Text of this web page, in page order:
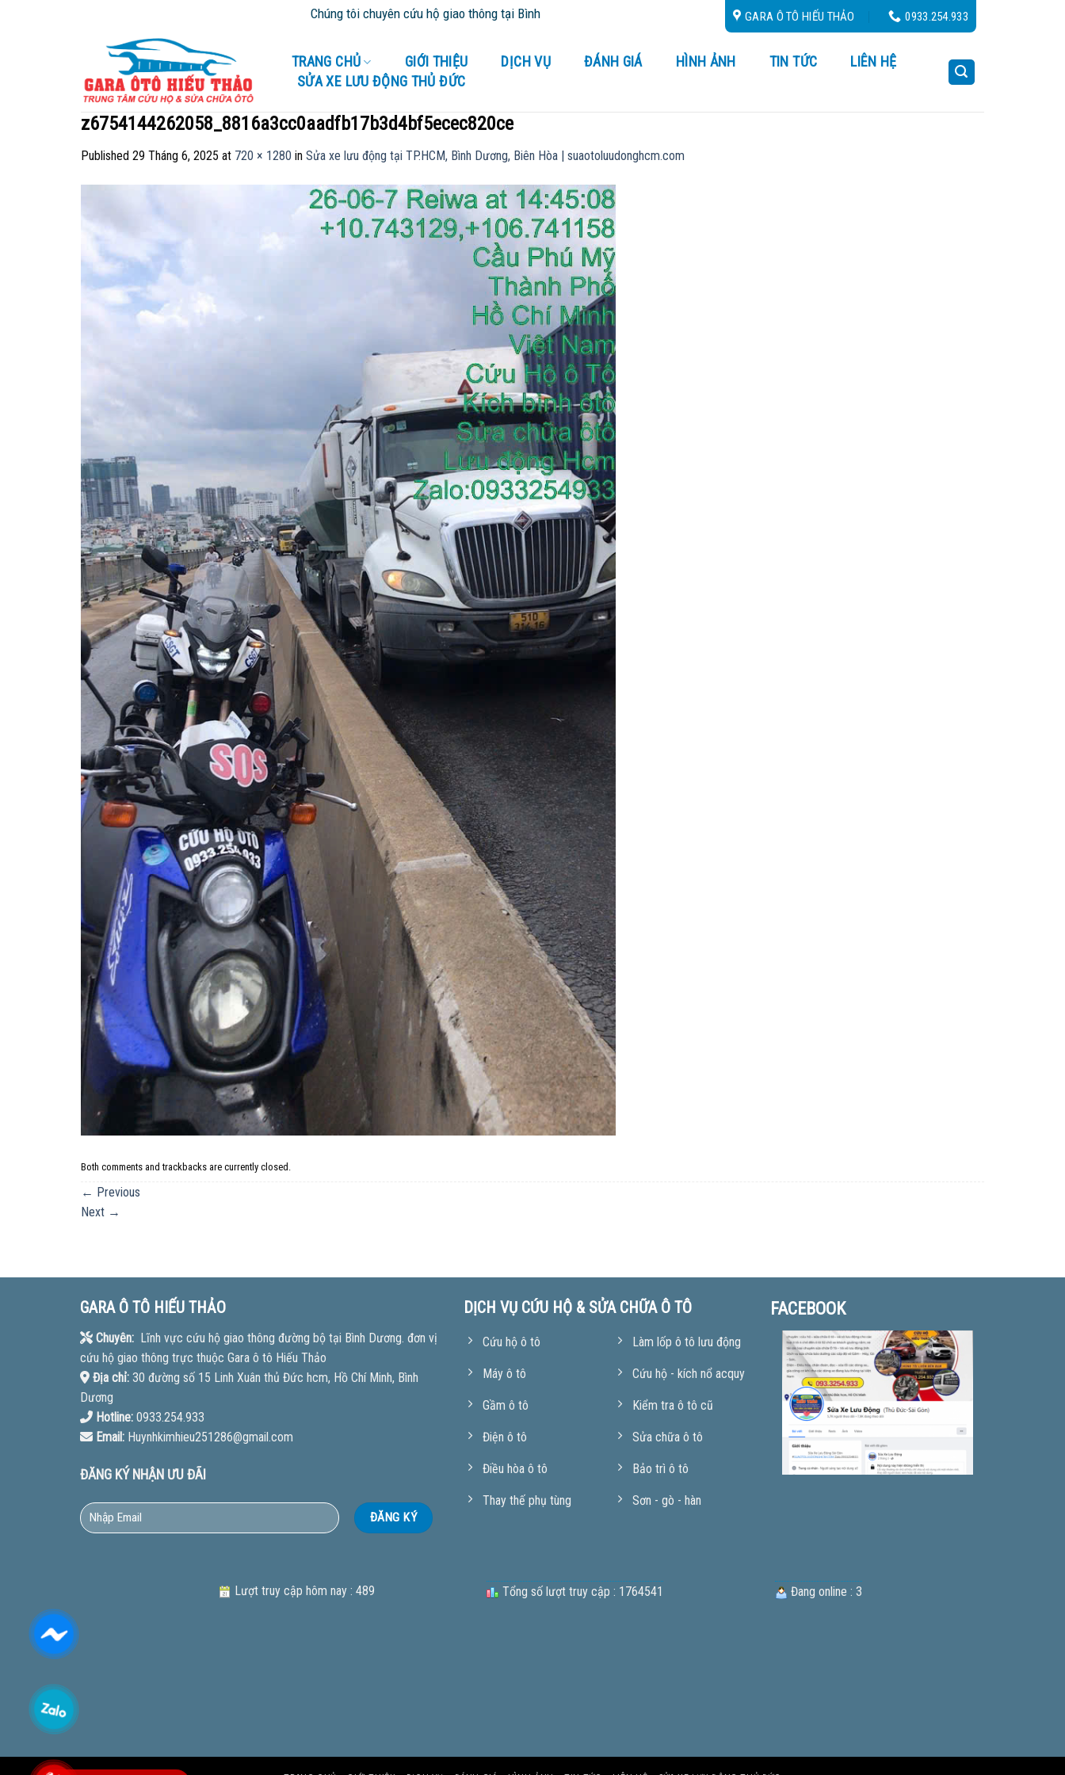
Chúng tôi chuyên cứu hộ giao thông tại Bình Dương và tỉnh thành lân cận - Cứu Hộ 24/24 GARA Ô TÔ HIẾU THẢO 0933.254.933
TRANG CHỦ GIỚI THIỆU DỊCH VỤ ĐÁNH GIÁ HÌNH ẢNH TIN TỨC
LIÊN HỆ
SỬA XE LƯU ĐỘNG THỦ ĐỨC
z6754144262058_8816a3cc0aadfb17b3d4bf5ecec820ce
Published 29 Tháng 6, 2025 at 720 × 1280 in Sửa xe lưu động tại TP.HCM, Bình Dương, Biên Hòa | suaotoluudonghcm.com
Both comments and trackbacks are currently closed.
← Previous
Next →
GARA Ô TÔ HIẾU THẢO
Chuyên:Lĩnh vực cứu hộ giao thông đường bộ tại Bình Dương. đơn vị
cứu hộ giao thông trực thuộc Gara ô tô Hiếu Thảo
Địa chỉ:30 đường số 15 Linh Xuân thủ Đức hcm, Hồ Chí Minh, Bình
Dương
Hotline:0933.254.933
Email:Huynhkimhieu251286@gmail.com
ĐĂNG KÝ NHẬN ƯU ĐÃI
DỊCH VỤ CỨU HỘ & SỬA CHỮA Ô TÔ
Cứu hộ ô tô
Máy ô tô
Gầm ô tô
Điện ô tô
Điều hòa ô tô
Thay thế phụ tùng
Làm lốp ô tô lưu động
Cứu hộ - kích nổ acquy
Kiểm tra ô tô cũ
Sửa chữa ô tô
Bảo trì ô tô
Sơn - gò - hàn
FACEBOOK
Lượt truy cập hôm nay : 489 Tổng số lượt truy cập : 1764541 Đang online : 3